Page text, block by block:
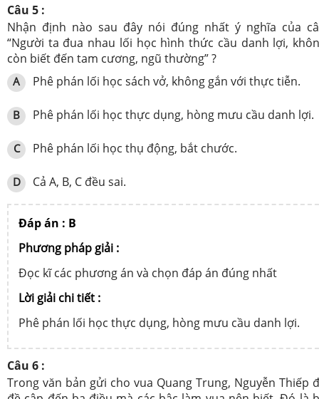
Câu 5 :
Nhận định nào sau đây nói đúng nhất ý nghĩa của
“Người ta đua nhau lối học hình thức cầu danh lợi,
còn biết đến tam cương, ngũ thường” ?
A Phê phán lối học sách vở, không gắn với thực tiễn.
B Phê phán lối học thực dụng, hòng mưu cầu danh lợi.
C Phê phán lối học thụ động, bắt chước.
D Cả A, B, C đều sai.
Đáp án : B
Phương pháp giải :
Đọc kĩ các phương án và chọn đáp án đúng nhất
Lời giải chi tiết :
Phê phán lối học thực dụng, hòng mưu cầu danh lợi.
Câu 6 :
Trong văn bản gửi cho vua Quang Trung, Nguyễn Thiếp